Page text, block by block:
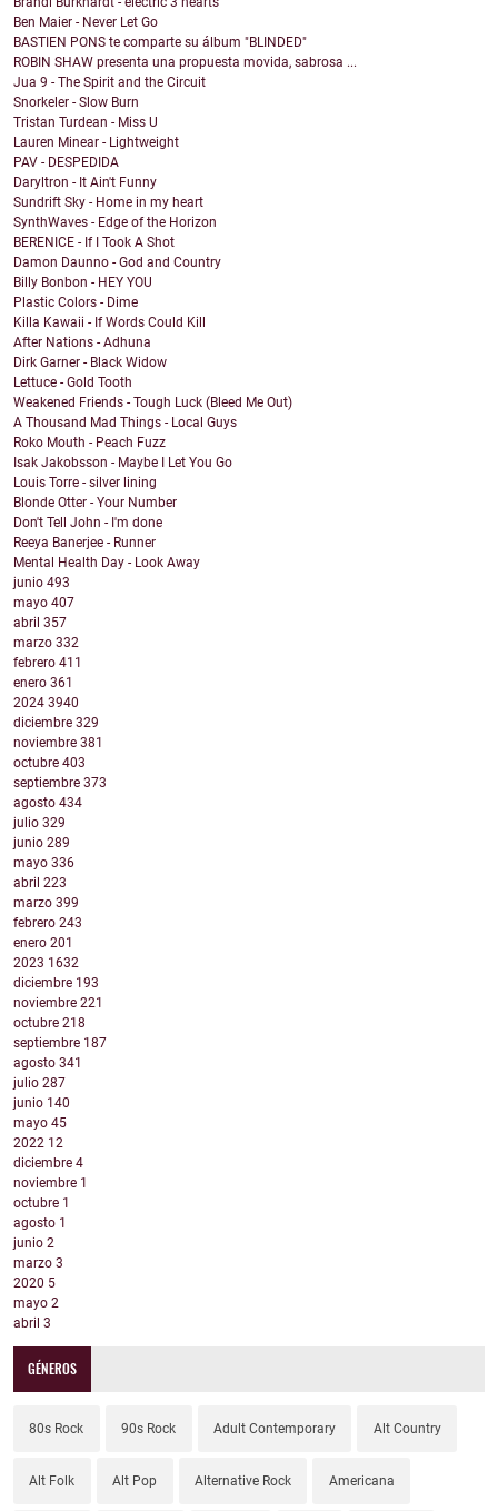
Ben Maier - Never Let Go
BASTIEN PONS te comparte su álbum "BLINDED"
ROBIN SHAW presenta una propuesta movida, sabrosa ...
Jua 9 - The Spirit and the Circuit
Snorkeler - Slow Burn
Tristan Turdean - Miss U
Lauren Minear - Lightweight
PAV - DESPEDIDA
Daryltron - It Ain't Funny
Sundrift Sky - Home in my heart
SynthWaves - Edge of the Horizon
BERENICE - If I Took A Shot
Damon Daunno - God and Country
Billy Bonbon - HEY YOU
Plastic Colors - Dime
Killa Kawaii - If Words Could Kill
After Nations - Adhuna
Dirk Garner - Black Widow
Lettuce - Gold Tooth
Weakened Friends - Tough Luck (Bleed Me Out)
A Thousand Mad Things - Local Guys
Roko Mouth - Peach Fuzz
Isak Jakobsson - Maybe I Let You Go
Louis Torre - silver lining
Blonde Otter - Your Number
Don't Tell John - I'm done
Reeya Banerjee - Runner
Mental Health Day - Look Away
junio 493
mayo 407
abril 357
marzo 332
febrero 411
enero 361
2024 3940
diciembre 329
noviembre 381
octubre 403
septiembre 373
agosto 434
julio 329
junio 289
mayo 336
abril 223
marzo 399
febrero 243
enero 201
2023 1632
diciembre 193
noviembre 221
octubre 218
septiembre 187
agosto 341
julio 287
junio 140
mayo 45
2022 12
diciembre 4
noviembre 1
octubre 1
agosto 1
junio 2
marzo 3
2020 5
mayo 2
abril 3
GÉNEROS
80s Rock 90s Rock Adult Contemporary Alt Country
Alt Folk Alt Pop Alternative Rock Americana